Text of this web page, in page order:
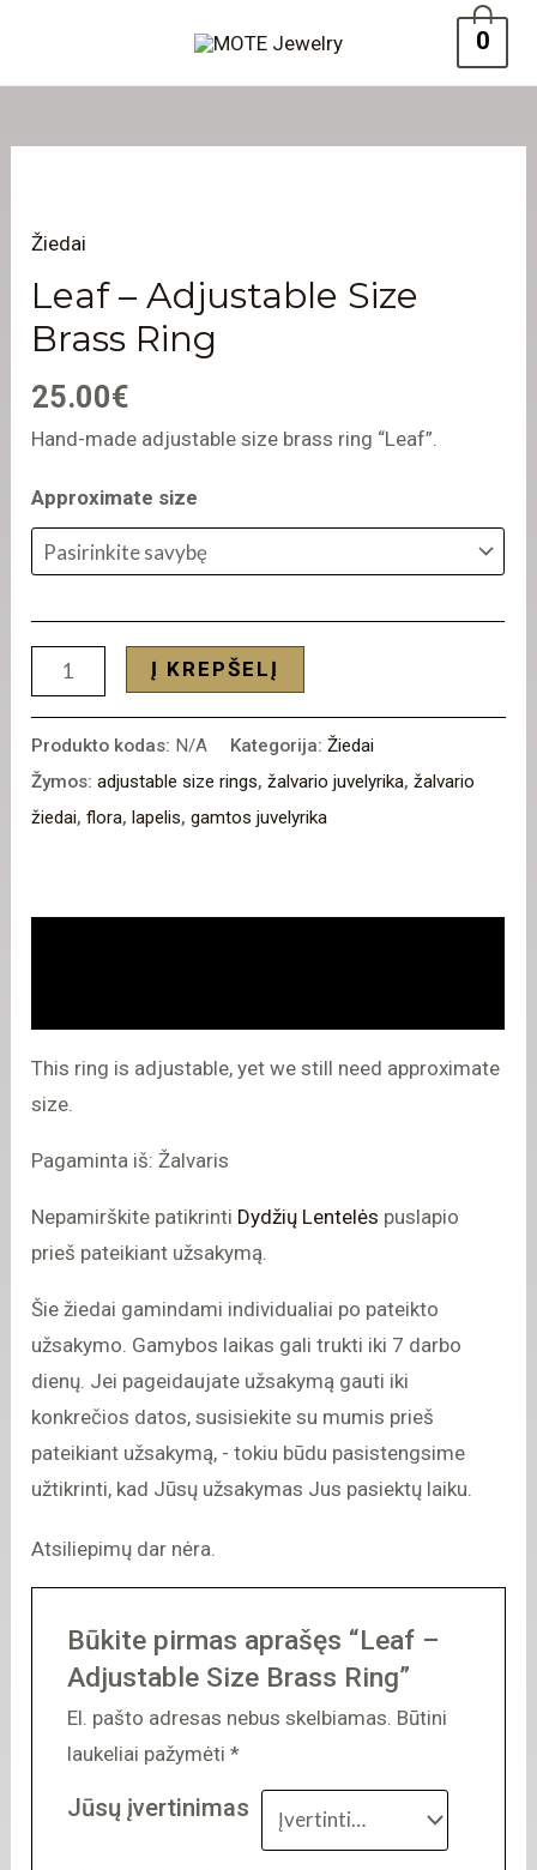
turinio
PAGRINDINIS
MENIU
0
Žiedai
Leaf – Adjustable Size
Brass Ring
25.00€
Hand-made adjustable size brass ring “Leaf”.
Approximate size
Leaf
-
Size
Brass
Į KREPŠELĮ
Produkto kodas: N/A Kategorija:Žiedai
Žymos:adjustable size rings,žalvario juvelyrika,žalvario
žiedai,flora,lapelis,gamtos juvelyrika
This ring is adjustable, yet we still need approximate
size.
Pagaminta iš: Žalvaris
Nepamirškite patikrinti Dydžių Lentelės puslapio
prieš pateikiant užsakymą.
Šie žiedai gamindami individualiai po pateikto
užsakymo. Gamybos laikas gali trukti iki 7 darbo
dienų. Jei pageidaujate užsakymą gauti iki
konkrečios datos, susisiekite su mumis prieš
pateikiant užsakymą, - tokiu būdu pasistengsime
užtikrinti, kad Jūsų užsakymas Jus pasiektų laiku.
Atsiliepimų dar nėra.
Būkite pirmas aprašęs “Leaf –
Adjustable Size Brass Ring”
El. pašto adresas nebus skelbiamas. Būtini
laukeliai pažymėti *
Jūsų įvertinimas